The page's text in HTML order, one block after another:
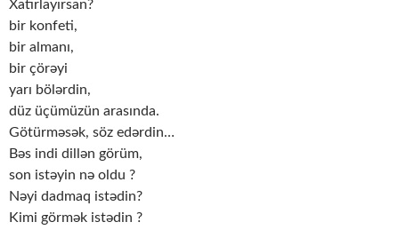
Xatırlayırsan?
bir konfeti,
bir almanı,
bir çörəyi
yarı bölərdin,
düz üçümüzün arasında.
Götürməsək, söz edərdin…
Bəs indi dillən görüm,
son istəyin nə oldu ?
Nəyi dadmaq istədin?
Kimi görmək istədin ?